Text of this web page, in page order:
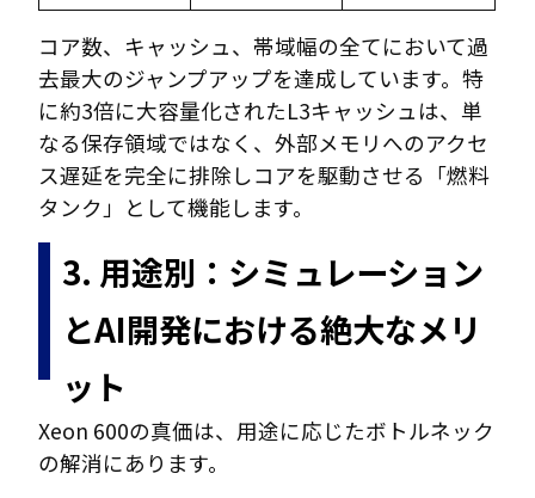
コア数、キャッシュ、帯域幅の全てにおいて過
去最大のジャンプアップを達成しています。特
に約3倍に大容量化されたL3キャッシュは、単
なる保存領域ではなく、外部メモリへのアクセ
ス遅延を完全に排除しコアを駆動させる「燃料
タンク」として機能します。
3. 用途別：シミュレーション
とAI開発における絶大なメリ
ット
Xeon 600の真価は、用途に応じたボトルネック
の解消にあります。